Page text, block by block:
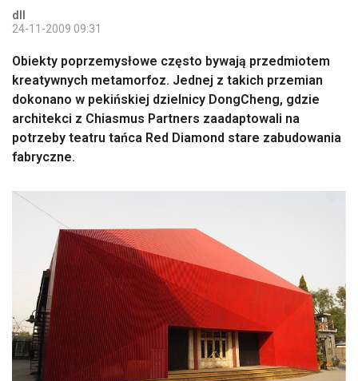
dll
24-11-2009 09:31
Obiekty poprzemysłowe często bywają przedmiotem
kreatywnych metamorfoz. Jednej z takich przemian
dokonano w pekińskiej dzielnicy DongCheng, gdzie
architekci z Chiasmus Partners zaadaptowali na
potrzeby teatru tańca Red Diamond stare zabudowania
fabryczne.